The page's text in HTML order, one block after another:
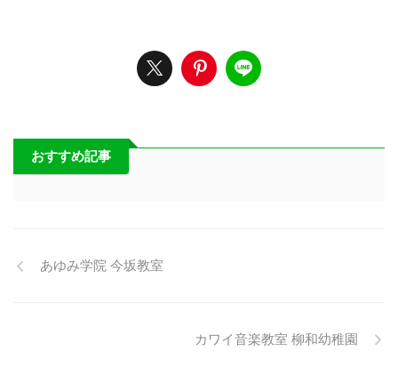
おすすめ記事
あゆみ学院 今坂教室
カワイ音楽教室 柳和幼稚園